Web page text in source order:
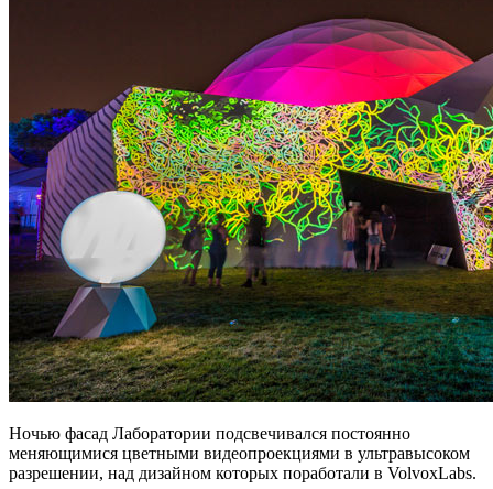
Ночью фасад Лаборатории подсвечивался постоянно
меняющимися цветными видеопроекциями в ультравысоком
разрешении, над дизайном которых поработали в VolvoxLabs.